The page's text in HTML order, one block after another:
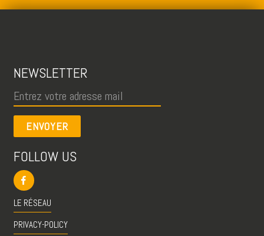
NEWSLETTER
ENVOYER
FOLLOW US
LE RÉSEAU
PRIVACY-POLICY